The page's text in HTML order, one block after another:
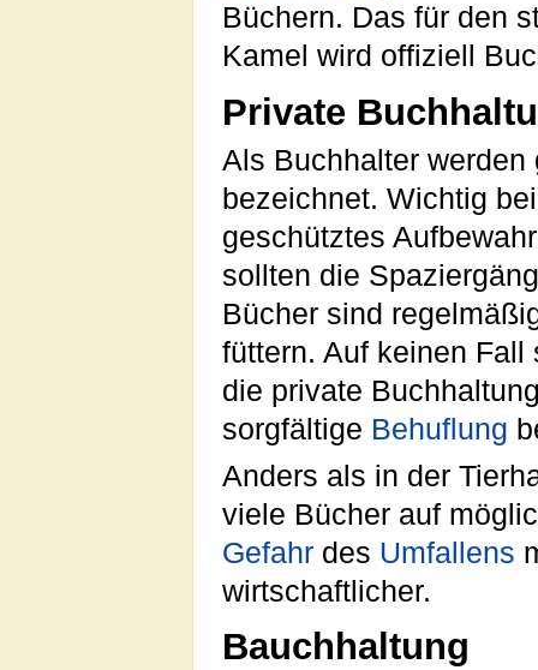
Büchern. Das für den
Kamel wird offiziell
Private
Als Buchhalter
bezeichnet. Wichtig
geschütztes
sollten die
Bücher sind
füttern. Auf keinen
die private
sorgfältige Behuflung
Anders als in der
viele Bücher auf
Gefahr des Umfallens
wirtschaftlicher.
Bauchhaltung